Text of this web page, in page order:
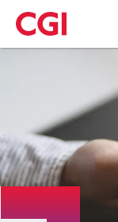
Skip
to
main